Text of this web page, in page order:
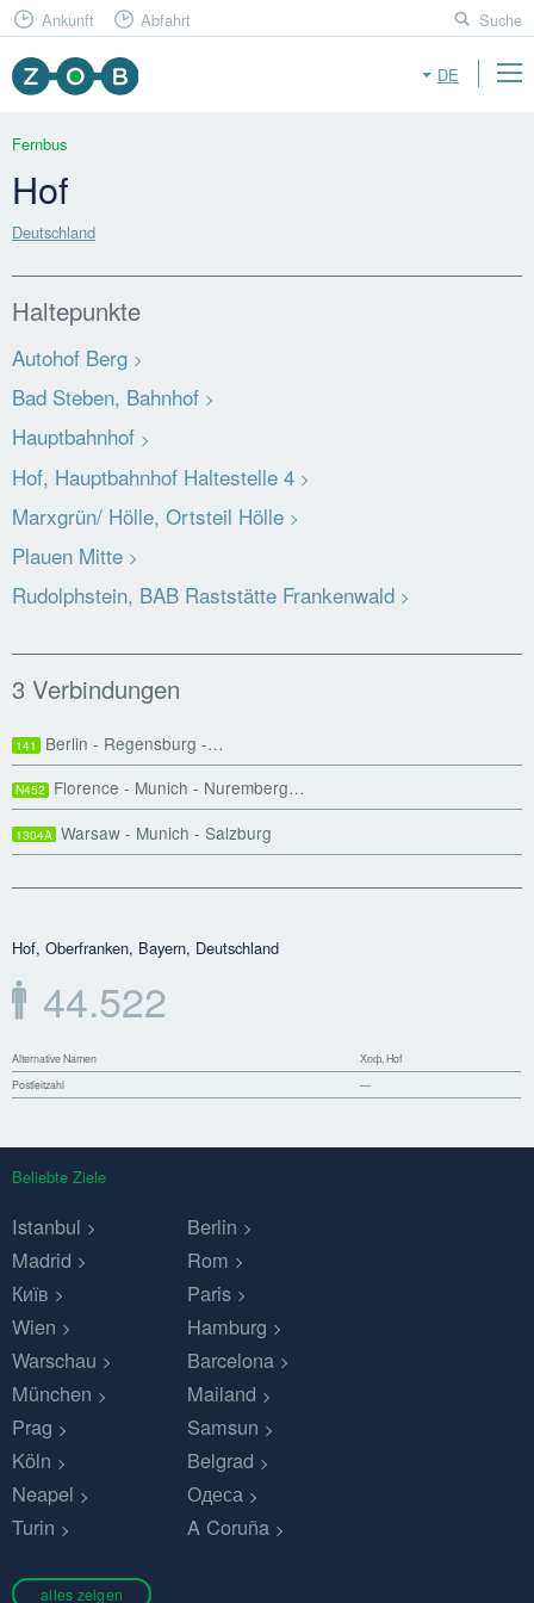
DE
Ankunft Abfahrt Suche
Fernbus
Hof
Deutschland
Haltepunkte
Autohof Berg
Bad Steben, Bahnhof
Hauptbahnhof
Hof, Hauptbahnhof Haltestelle 4
Marxgrün/ Hölle, Ortsteil Hölle
Plauen Mitte
Rudolphstein, BAB Raststätte Frankenwald
3 Verbindungen
141 Berlin - Regensburg -…
N452 Florence - Munich - Nuremberg…
1304A Warsaw - Munich - Salzburg
Hof, Oberfranken, Bayern, Deutschland
44.522
Alternative Namen
Хоф, Hof
Postleitzahl
—
Beliebte Ziele
Istanbul
Berlin
Madrid
Rom
Київ
Paris
Wien
Hamburg
Warschau
Barcelona
München
Mailand
Prag
Samsun
Köln
Belgrad
Neapel
Одеса
Turin
A Coruña
alles zeigen